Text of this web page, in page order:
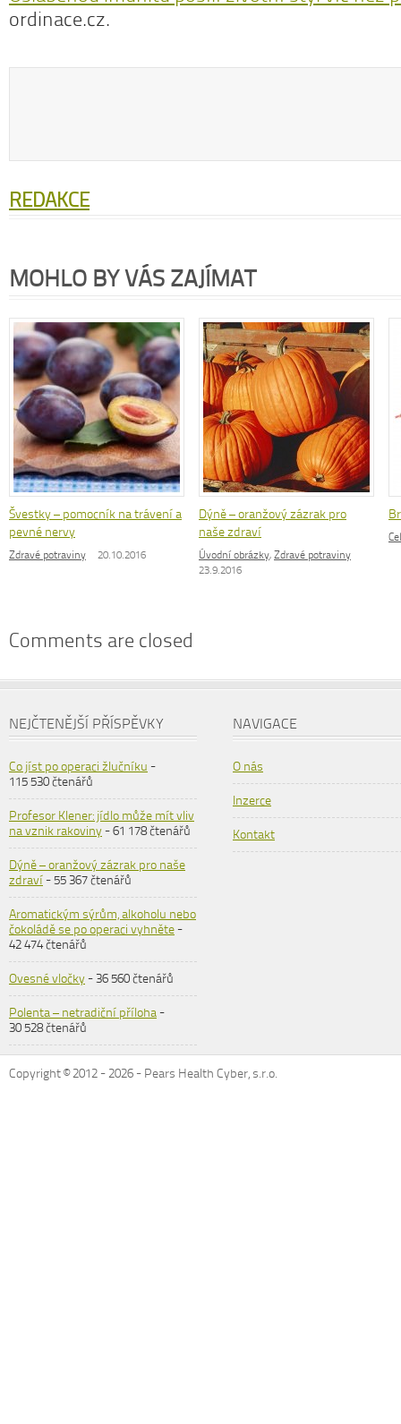
ordinace.cz.
REDAKCE
MOHLO BY VÁS ZAJÍMAT
Švestky – pomocník na trávení a
pevné nervy
Zdravé potraviny 20.10.2016
Dýně – oranžový zázrak pro
naše zdraví
Úvodní obrázky, Zdravé potraviny
23.9.2016
Comments are closed
NEJČTENĚJŠÍ PŘÍSPĚVKY
Co jíst po operaci žlučníku -
115 530 čtenářů
Profesor Klener: jídlo může mít vliv
na vznik rakoviny- 61 178 čtenářů
Dýně – oranžový zázrak pro naše
zdraví- 55 367 čtenářů
Aromatickým sýrům, alkoholu nebo
čokoládě se po operaci vyhněte-
42 474 čtenářů
Ovesné vločky- 36 560 čtenářů
Polenta – netradiční příloha-
30 528 čtenářů
NAVIGACE
O nás
Inzerce
Kontakt
Copyright © 2012 -2026 - Pears Health Cyber, s.r.o.